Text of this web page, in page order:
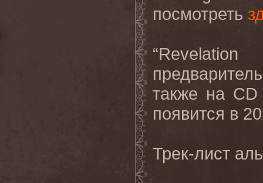
посмотреть
“Revelation
также на CD
появится в
Трек-лист